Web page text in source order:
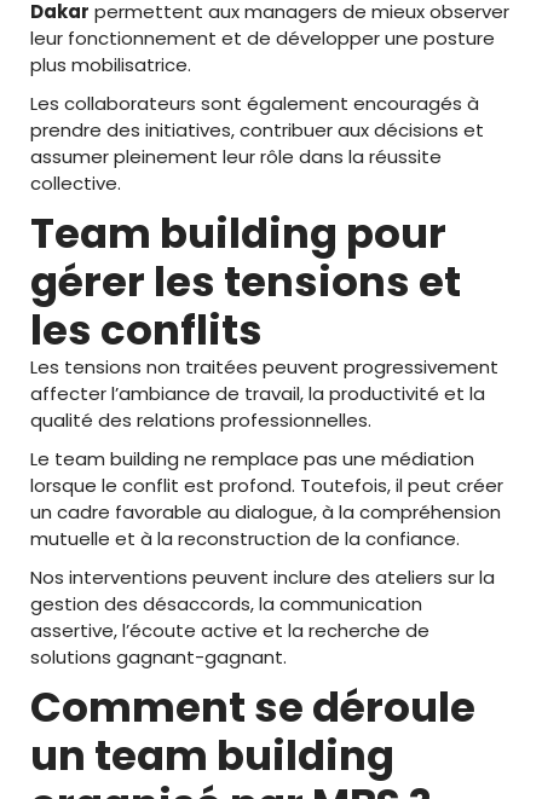
Dakar permettent aux managers de mieux observer
leur fonctionnement et de développer une posture
plus mobilisatrice.
Les collaborateurs sont également encouragés à
prendre des initiatives, contribuer aux décisions et
assumer pleinement leur rôle dans la réussite
collective.
Team building pour
gérer les tensions et
les conflits
Les tensions non traitées peuvent progressivement
affecter l’ambiance de travail, la productivité et la
qualité des relations professionnelles.
Le team building ne remplace pas une médiation
lorsque le conflit est profond. Toutefois, il peut créer
un cadre favorable au dialogue, à la compréhension
mutuelle et à la reconstruction de la confiance.
Nos interventions peuvent inclure des ateliers sur la
gestion des désaccords, la communication
assertive, l’écoute active et la recherche de
solutions gagnant-gagnant.
Comment se déroule
un team building